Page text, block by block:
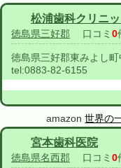
松浦歯科クリニ
徳島県三好郡 口コミ 0
徳島県三好郡東みよし
tel:0883-82-6155
amazon世界の
宮本歯科医院
徳島県名西郡 口コミ 0